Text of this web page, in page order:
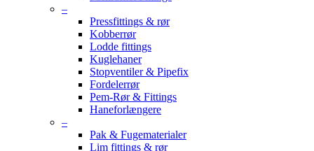
–
Pressfittings & rør
Kobberrør
Lodde fittings
Kuglehaner
Stopventiler & Pipefix
Fordelerrør
Pem-Rør & Fittings
Haneforlængere
–
Pak & Fugematerialer
Lim fittings & rør